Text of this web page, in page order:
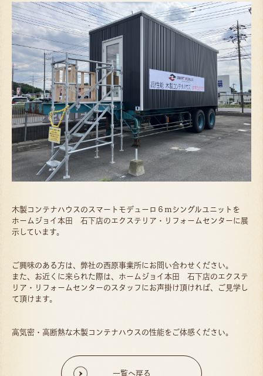
木製コンテナハウスのスマートモデューロ６ｍシングルユニットを
ホームジョイ本田 石下店のエクステリア・リフォームセンターに展
示しています。
ご興味のある方は、弊社の西原事業所にお問い合わせください。
また、お近くに来られた際は、ホームジョイ本田 石下店のエクステ
リア・リフォームセンターのスタッフにお声掛け頂ければ、ご見学し
て頂けます。
高気密・高断熱な木製コンテナハウスの性能をご体感ください。
一覧へ戻る